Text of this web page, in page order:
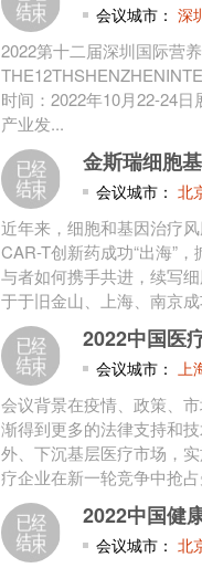
会议城市： 深
2022第十二届深圳国际营
时间：2022年10月22-24
产业发...
金斯瑞细胞
会议城市： 北
近年来，细胞和基因治疗
CAR-T创新药成功“出海”
与者如何携手共进，续写
于于旧金山、上海、南京
2022中国医
会议城市： 上
会议背景在疫情、政策、
渐得到更多的法律支持和
外、下沉基层医疗市场，
疗企业在新一轮竞争中抢
2022中国健
会议城市： 北